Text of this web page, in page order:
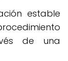
estable
de una